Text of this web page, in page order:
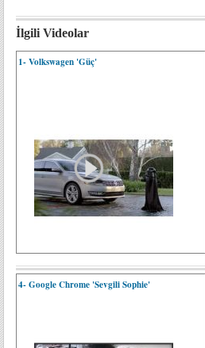
İlgili Videolar
1- Volkswagen 'Güç'
4- Google Chrome 'Sevgili Sophie'